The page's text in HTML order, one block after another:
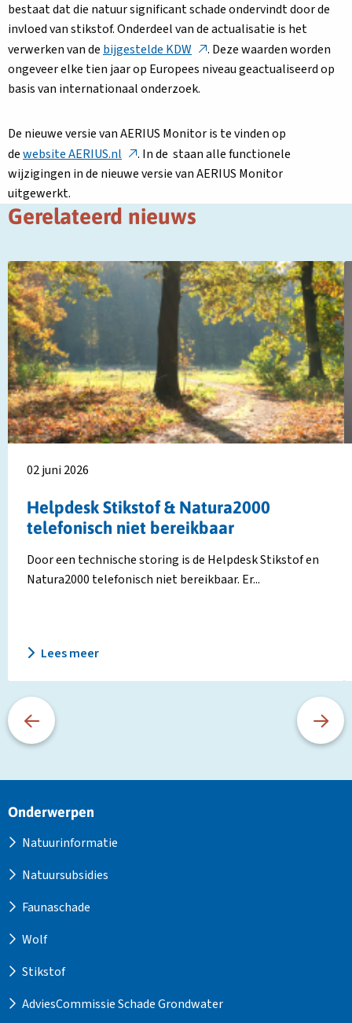
bestaat dat die natuur significant schade ondervindt door de
invloed van stikstof. Onderdeel van de actualisatie is het
verwerken van de bijgestelde KDWDeze
link
opent
een
nieuw
tabblad
. Deze waarden worden
ongeveer elke tien jaar op Europees niveau geactualiseerd op
basis van internationaal onderzoek.
De nieuwe versie van AERIUS Monitor is te vinden op
dewebsite AERIUS.nl Deze
link
in
tabblad
. In de Deze
link
in
tabblad
staan alle functionele
wijzigingen in de nieuwe versie van AERIUS Monitor
uitgewerkt.
Gerelateerd nieuws
Helpdesk Stikstof & Natura2000
telefonisch niet bereikbaar
02 juni 2026
Door een technische storing is de Helpdesk Stikstof en
Natura2000 telefonisch niet bereikbaar. Er...
Lees meer
Lees
meer
over
Helpdesk
Stikstof
&
Natura2000
telefonisch
niet
bereikbaar
Site
Onderwerpen
Natuurinformatie
Natuursubsidies
Faunaschade
Wolf
Stikstof
AdviesCommissie Schade Grondwater